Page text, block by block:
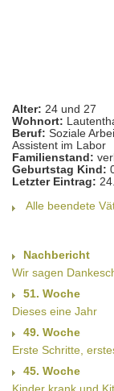
Alter: 24 und 27
Wohnort:
Beruf: Soziale
Assistent im Labor
Familienstand:
Geburtstag Kind:
Letzter Eintrag:
Alle beendete
Nachbericht
Wir sagen
51. Woche
Dieses eine Jahr
49. Woche
Erste Schritte,
45. Woche